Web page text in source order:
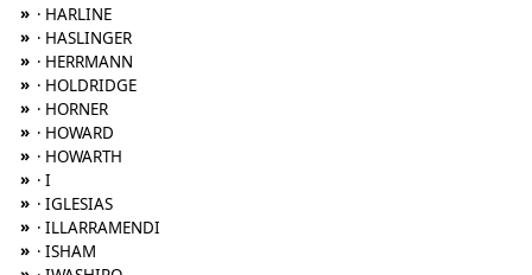
» · HARLINE
» · HASLINGER
» · HERRMANN
» · HOLDRIDGE
» · HORNER
» · HOWARD
» · HOWARTH
» · I
» · IGLESIAS
» · ILLARRAMENDI
» · ISHAM